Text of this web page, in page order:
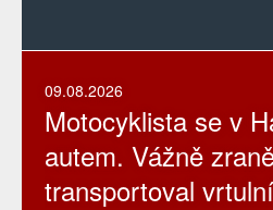
09.08.2026
Motocyklista se v
autem. Vážně
transportoval